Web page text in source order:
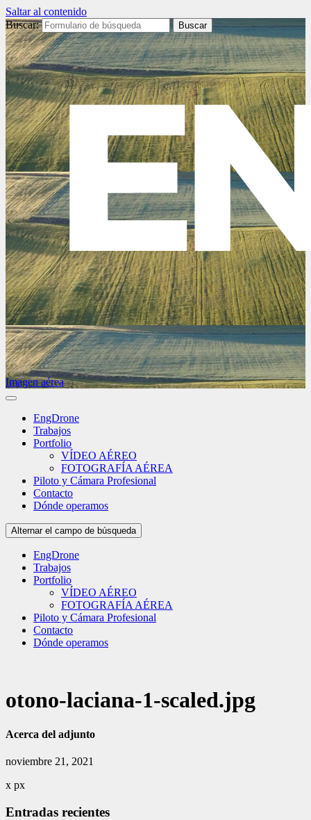
Saltar al contenido
Buscar:
Imagen aérea
EngDrone
Trabajos
Portfolio
VÍDEO AÉREO
FOTOGRAFÍA AÉREA
Piloto y Cámara Profesional
Contacto
Dónde operamos
Alternar el campo de búsqueda
EngDrone
Trabajos
Portfolio
VÍDEO AÉREO
FOTOGRAFÍA AÉREA
Piloto y Cámara Profesional
Contacto
Dónde operamos
otono-laciana-1-scaled.jpg
Acerca del adjunto
noviembre 21, 2021
x px
Entradas recientes